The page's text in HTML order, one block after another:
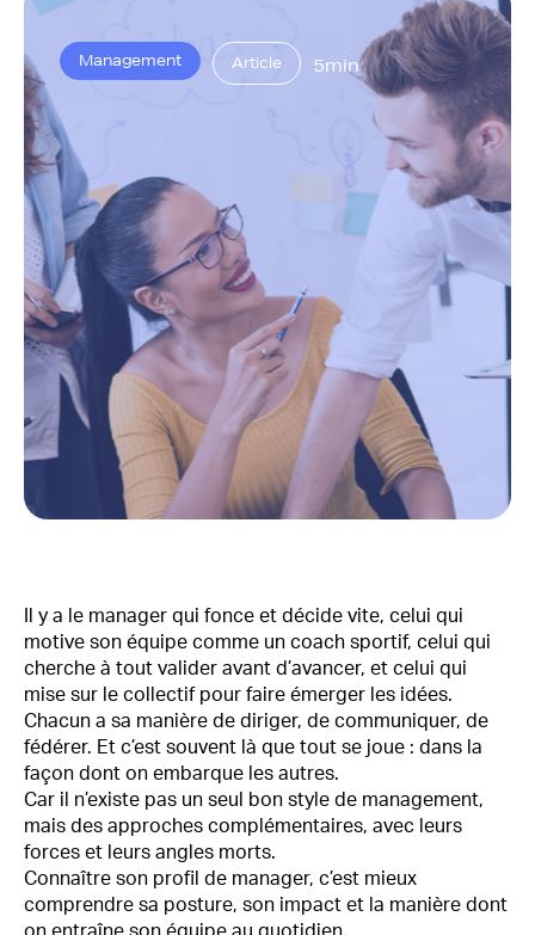
Management Article 5min
Il y a le manager qui fonce et décide vite, celui qui
motive son équipe comme un coach sportif, celui qui
cherche à tout valider avant d’avancer, et celui qui
mise sur le collectif pour faire émerger les idées.
Chacun a sa manière de diriger, de communiquer, de
fédérer. Et c’est souvent là que tout se joue : dans la
façon dont on embarque les autres.
Car il n’existe pas un seul bon style de management,
mais des approches complémentaires, avec leurs
forces et leurs angles morts.
Connaître son profil de manager, c’est mieux
comprendre sa posture, son impact et la manière dont